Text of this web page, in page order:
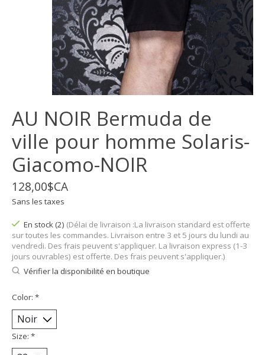
AU NOIR Bermuda de
ville pour homme Solaris-
Giacomo-NOIR
128,00$CA
Sans les taxes
En stock (2) (Délai de livraison :La livraison standard est offerte
sur toutes les commandes. Livraison entre 3 et 5 jours du lundi au
vendredi. Des frais peuvent s'appliquer. La livraison express (1-3
jours ouvrables) est offerte. Des frais peuvent s'appliquer.)
Vérifier la disponibilité en boutique
Color: *
Size: *